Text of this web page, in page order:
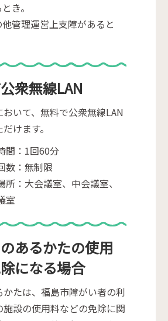
き。
他管理運営上支障があると
衆無線LAN
いて、無料で公衆無線LAN
けます。
間：1回60分
数：無制限
所：大会議室、中会議室、
室
あるかたの使用
になる場合
かたは、福島市障がい者の利
施設の使用料などの免除に関